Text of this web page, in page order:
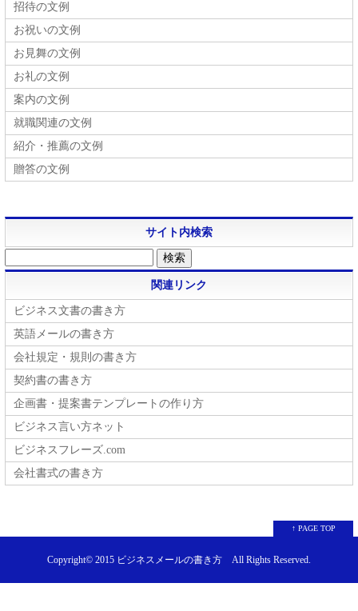
招待の文例
お祝いの文例
お見舞の文例
お礼の文例
案内の文例
就職関連の文例
紹介・推薦の文例
贈答の文例
サイト内検索
関連リンク
ビジネス文書の書き方
英語メールの書き方
会社規定・規則の書き方
契約書の書き方
企画書・提案書テンプレートの作り方
ビジネス言い方ネット
ビジネスフレーズ.com
会社書式の書き方
↑ PAGE TOP
Copyright© 2015 ビジネスメールの書き方 All Rights Reserved.